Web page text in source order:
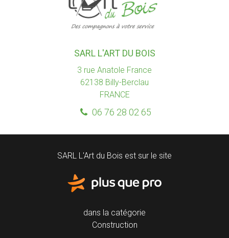
SARL L'ART DU BOIS
3 rue Anatole France
62138 Billy-Berclau
FRANCE
06 76 28 02 65
SARL L'Art du Bois est sur le site
dans la catégorie
Construction